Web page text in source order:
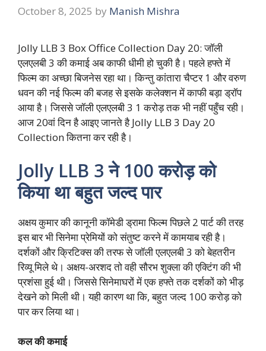
October 8, 2025 by Manish Mishra
Jolly LLB 3 Box Office Collection Day 20: जॉली
एलएलबी 3 की कमाई अब काफी धीमी हो चुकी है। पहले हफ्ते में
फिल्म का अच्छा बिजनेस रहा था। किन्तु कांतारा चैप्टर 1 और वरुण
धवन की नई फिल्म की बजह से इसके कलेक्शन में काफी बड़ा ड्रॉप
आया है। जिससे जॉली एलएलबी 3 1 करोड़ तक भी नहीं पहुँच रही।
आज 20वां दिन है आइए जानते है Jolly LLB 3 Day 20
Collection कितना कर रही है।
Jolly LLB 3 ने 100 करोड़ को
किया था बहुत जल्द पार
अक्षय कुमार की कानूनी कॉमेडी ड्रामा फिल्म पिछले 2 पार्ट की तरह
इस बार भी सिनेमा प्रेमियों को संतुष्ट करने में कामयाब रही है।
दर्शकों और क्रिटिक्स की तरफ से जॉली एलएलबी 3 को बेहतरीन
रिव्यू मिले थे। अक्षय-अरशद तो वही सौरभ शुक्ला की एक्टिंग की भी
प्रशंसा हुई थी। जिससे सिनेमाघरों में एक हफ्ते तक दर्शकों को भीड़
देखने को मिली थी। यही कारण था कि, बहुत जल्द 100 करोड़ को
पार कर लिया था।
कल की कमाई